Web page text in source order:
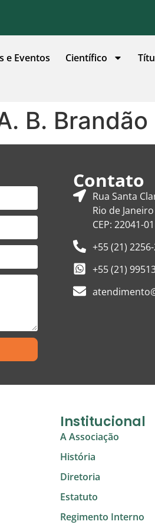
e Eventos Científico
B. Brandão
Contato
Rua Santa
Rio de Janeiro
CEP: 22041-
+55 (21)
+55 (21)
Institucional
A Associação
História
Diretoria
Estatuto
Regimento Interno